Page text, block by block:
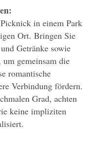
in einem Park
Ort. Bringen Sie
Getränke sowie
gemeinsam die
romantische
Verbindung fördern.
Grad, achten
keine impliziten